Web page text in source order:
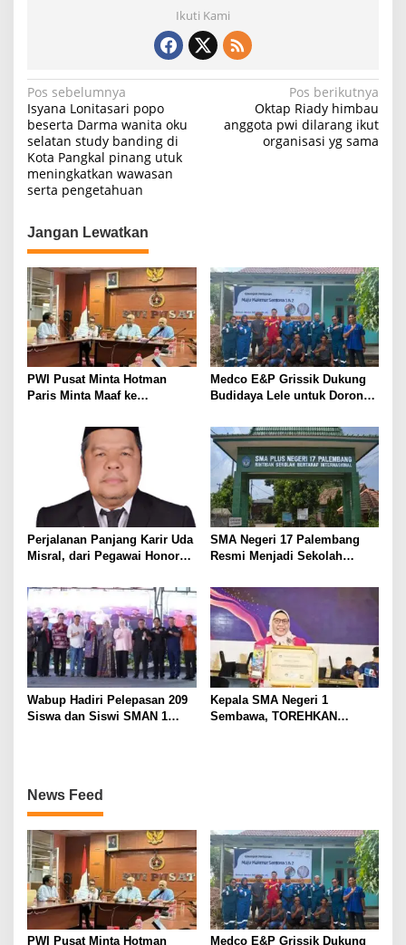
Ikuti Kami
N
a
v
i
g
a
s
i
p
o
s
Pos sebelumnya
Isyana Lonitasari popo
beserta Darma wanita oku
selatan study banding di
Kota Pangkal pinang utuk
meningkatkan wawasan
serta pengetahuan
Pos berikutnya
Oktap Riady himbau
anggota pwi dilarang ikut
organisasi yg sama
Jangan Lewatkan
PWI Pusat Minta Hotman
Paris Minta Maaf ke
Pers Harus Dihormati
Medco E&P Grissik Dukung
Budidaya Lele untuk Dorong
Masyarakat
Perjalanan Panjang Karir Uda
Misral, dari Pegawai Honorer
Karir Jabatan Struktural
Eselon III
SMA Negeri 17 Palembang
Resmi Menjadi Sekolah
Wabup Hadiri Pelepasan 209
Siswa dan Siswi SMAN 1
Kepala SMA Negeri 1
Sembawa, TOREHKAN
News Feed
PWI Pusat Minta Hotman Medco E&P Grissik Dukung